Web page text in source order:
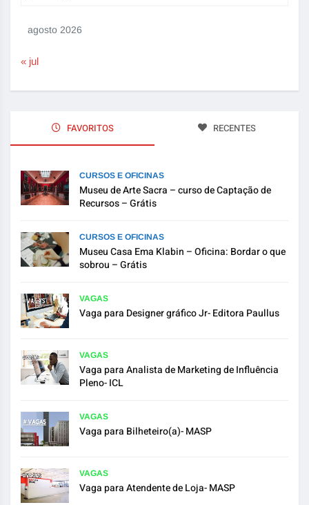
agosto 2026
« jul
FAVORITOS RECENTES
CURSOS E OFICINAS
Museu de Arte Sacra – curso de Captação de
Recursos – Grátis
CURSOS E OFICINAS
Museu Casa Ema Klabin – Oficina: Bordar o que
sobrou – Grátis
VAGAS
Vaga para Designer gráfico Jr- Editora Paullus
VAGAS
Vaga para Analista de Marketing de Influência
Pleno- ICL
VAGAS
Vaga para Bilheteiro(a)- MASP
VAGAS
Vaga para Atendente de Loja- MASP